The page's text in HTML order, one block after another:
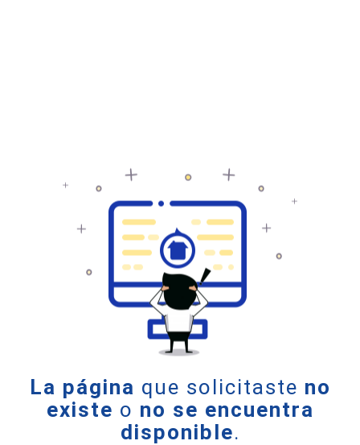
La página que solicitaste no
existe o no se encuentra
disponible.